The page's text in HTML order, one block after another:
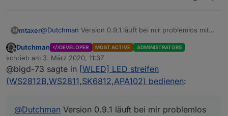
M mtaxer@Dutchman Version 0.9.1 läuft bei mir problemlos mit
SG
Mario
Offline
Dutchman DEVELOPER MOST ACTIVE ADMINISTRATORS
schrieb am 3. März 2020, 11:37
zuletzt editiert von
@bigd-73 sagte in [WLED] LED streifen
(WS2812B,WS2811,SK6812,APA102) bedienen:
@Dutchman Version 0.9.1 läuft bei mir problemlos